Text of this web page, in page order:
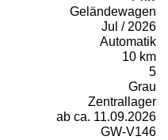
Geländewagen
Jul / 2026
Automatik
10 km
5
Grau
Zentrallager
ab ca. 11.09.2026
GW-V146